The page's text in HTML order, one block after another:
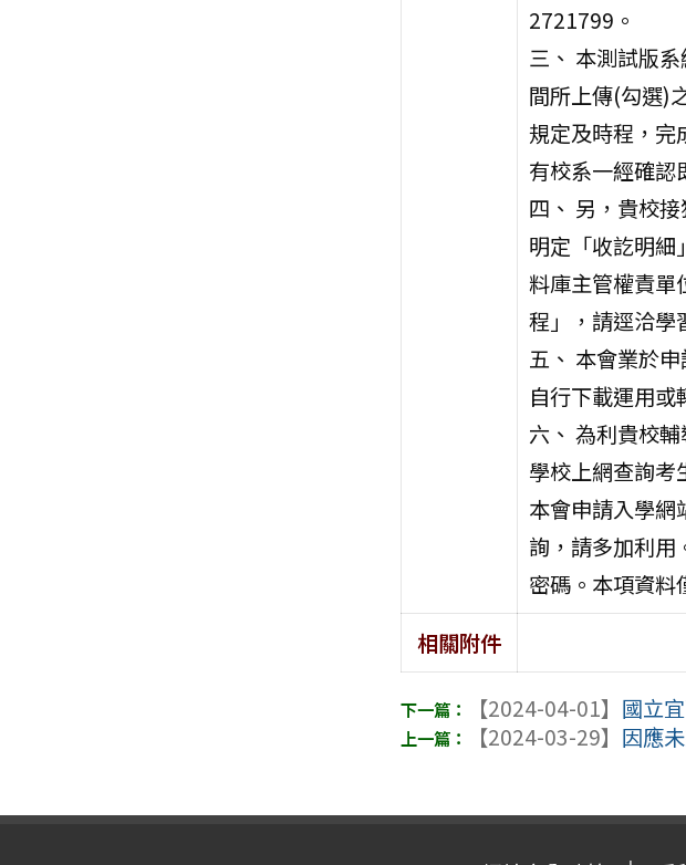
2721799。
三、 本測試版
間所上傳(勾選)
規定及時程，
有校系一經確認
四、 另，貴校
明定「收訖明細
料庫主管權責單
程」，請逕洽學
五、 本會業於
自行下載運用或
六、 為利貴校
學校上網查詢
本會申請入學網
詢，請多加利
密碼。本項資料
相關附件
【2024-04-01】 國立
【2024-03-29】 因應